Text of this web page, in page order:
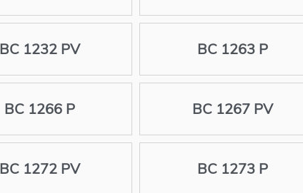
BC 1232 PV BC 1263 P
BC 1266 P BC 1267 PV
BC 1272 PV BC 1273 P